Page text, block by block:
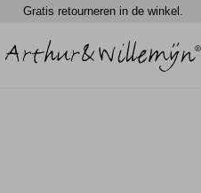
Gratis retourneren in de winkel.